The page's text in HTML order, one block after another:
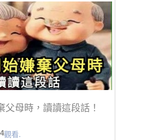
父母時，讀讀這段話！
觀看.